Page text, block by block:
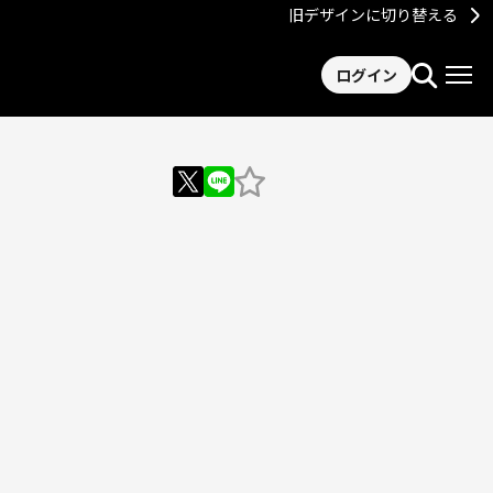
旧デザインに切り替える
ログイン